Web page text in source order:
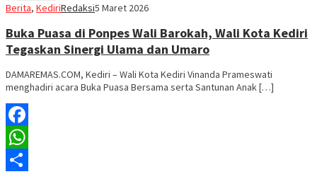
Berita, KediriRedaksi5 Maret 2026
Buka Puasa di Ponpes Wali Barokah, Wali Kota Kediri
Tegaskan Sinergi Ulama dan Umaro
DAMAREMAS.COM, Kediri – Wali Kota Kediri Vinanda Prameswati
menghadiri acara Buka Puasa Bersama serta Santunan Anak […]
Facebook
WhatsApp